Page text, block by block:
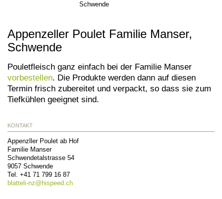
Schwende
Appenzeller Poulet Familie Manser,
Schwende
Pouletfleisch ganz einfach bei der Familie Manser
vorbestellen. Die Produkte werden dann auf diesen
Termin frisch zubereitet und verpackt, so dass sie zum
Tiefkühlen geeignet sind.
KONTAKT
Appenzller Poulet ab Hof
Familie Manser
Schwendetalstrasse 54
9057 Schwende
Tel. +41 71 799 16 87
blatteli-nz@hispeed.ch